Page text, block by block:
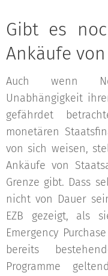
Gibt es
Ankäufe
Auch wenn
Unabhängigkeit
gefährdet
monetären
von sich weisen,
Ankäufe von
Grenze gibt. Dass
nicht von Dauer
EZB gezeigt, als
Emergency
bereits
Programme